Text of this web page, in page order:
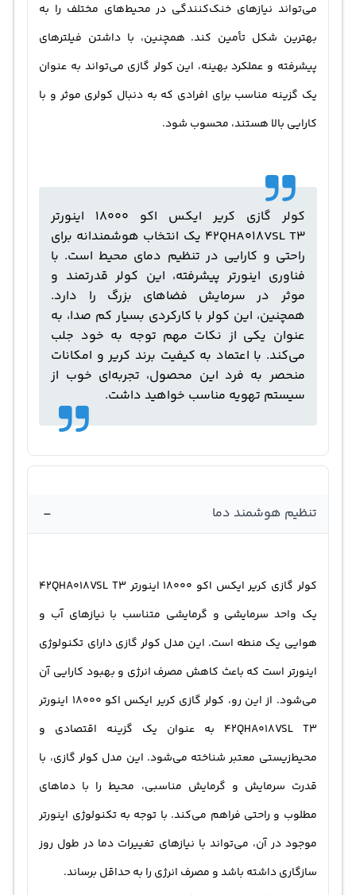
می‌تواند نیازهای خنک‌کنندگی در محیط‌های مختلف را به
بهترین شکل تأمین کند. همچنین، با داشتن فیلترهای
پیشرفته و عملکرد بهینه، این کولر گازی می‌تواند به عنوان
یک گزینه مناسب برای افرادی که به دنبال کولری موثر و با
کارایی بالا هستند، محسوب شود.
کولر گازی کریر ایکس اکو 18000 اینورتر
42QHA018VSL T3 یک انتخاب هوشمندانه برای
راحتی و کارایی در تنظیم دمای محیط است. با
فناوری اینورتر پیشرفته، این کولر قدرتمند و
موثر در سرمایش فضاهای بزرگ را دارد.
همچنین، این کولر با کارکردی بسیار کم صدا، به
عنوان یکی از نکات مهم توجه به خود جلب
می‌کند. با اعتماد به کیفیت برند کریر و امکانات
منحصر به فرد این محصول، تجربه‌ای خوب از
سیستم تهویه مناسب خواهید داشت.
تنظیم هوشمند دما -
کولر گازی کریر ایکس اکو 18000 اینورتر 42QHA018VSL T3
یک واحد سرمایشی و گرمایشی متناسب با نیازهای آب و
هوایی یک منطه است. این مدل کولر گازی دارای تکنولوژی
اینورتر است که باعث کاهش مصرف انرژی و بهبود کارایی آن
می‌شود. از این رو، کولر گازی کریر ایکس اکو 18000 اینورتر
42QHA018VSL T3 به عنوان یک گزینه اقتصادی و
محیط‌زیستی معتبر شناخته می‌شود. این مدل کولر گازی، با
قدرت سرمایش و گرمایش مناسبی، محیط را با دماهای
مطلوب و راحتی فراهم می‌کند. با توجه به تکنولوژی اینورتر
موجود در آن، می‌تواند با نیازهای تغییرات دما در طول روز
سازگاری داشته باشد و مصرف انرژی را به حداقل برساند.